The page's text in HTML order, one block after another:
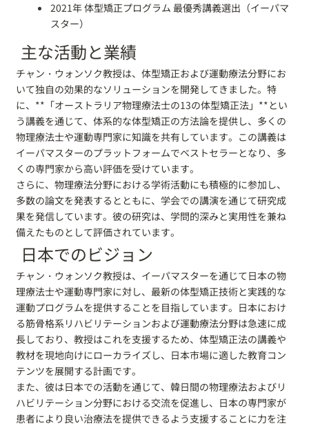
2021年 体型矯正プログラム 最優秀講義選出（イーパマ
スター）
主な活動と業績
チャン・ウォンソク教授は、体型矯正および運動療法分野にお
いて独自の効果的なソリューションを開発してきました。特
に、**「オーストラリア物理療法士の13の体型矯正法」**とい
う講義を通じて、体系的な体型矯正の方法論を提供し、多くの
物理療法士や運動専門家に知識を共有しています。この講義は
イーパマスターのプラットフォームでベストセラーとなり、多
くの専門家から高い評価を受けています。
さらに、物理療法分野における学術活動にも積極的に参加し、
多数の論文を発表するとともに、学会での講演を通じて研究成
果を発信しています。彼の研究は、学問的深みと実用性を兼ね
備えたものとして評価されています。
日本でのビジョン
チャン・ウォンソク教授は、イーパマスターを通じて日本の物
理療法士や運動専門家に対し、最新の体型矯正技術と実践的な
運動プログラムを提供することを目指しています。日本におけ
る筋骨格系リハビリテーションおよび運動療法分野は急速に成
長しており、教授はこれを支援するため、体型矯正法の講義や
教材を現地向けにローカライズし、日本市場に適した教育コン
テンツを展開する計画です。
また、彼は日本での活動を通じて、韓日間の物理療法およびリ
ハビリテーション分野における交流を促進し、日本の専門家が
患者により良い治療法を提供できるよう支援することに力を注